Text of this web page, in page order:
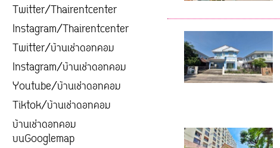
Twitter/Thairentcenter
Instagram/Thairentcenter
Twitter/บ้านเช่าดอทคอม
Instagram/บ้านเช่าดอทคอม
Youtube/บ้านเช่าดอทคอม
Tiktok/บ้านเช่าดอทคอม
บ้านเช่าดอทคอม
บนGooglemap